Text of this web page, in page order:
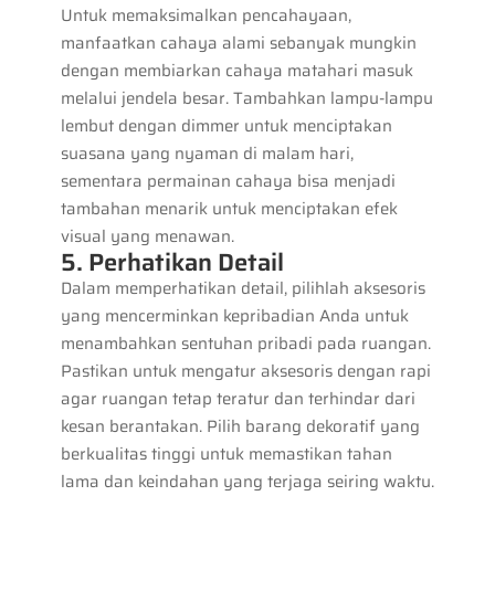
Untuk memaksimalkan pencahayaan,
manfaatkan cahaya alami sebanyak mungkin
dengan membiarkan cahaya matahari masuk
melalui jendela besar. Tambahkan lampu-lampu
lembut dengan dimmer untuk menciptakan
suasana yang nyaman di malam hari,
sementara permainan cahaya bisa menjadi
tambahan menarik untuk menciptakan efek
visual yang menawan.
5. Perhatikan Detail
Dalam memperhatikan detail, pilihlah aksesoris
yang mencerminkan kepribadian Anda untuk
menambahkan sentuhan pribadi pada ruangan.
Pastikan untuk mengatur aksesoris dengan rapi
agar ruangan tetap teratur dan terhindar dari
kesan berantakan. Pilih barang dekoratif yang
berkualitas tinggi untuk memastikan tahan
lama dan keindahan yang terjaga seiring waktu.